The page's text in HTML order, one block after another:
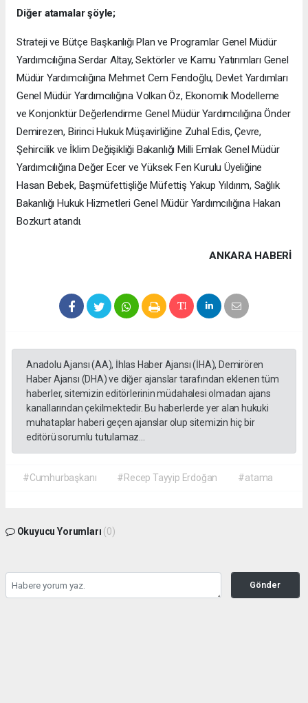
Diğer atamalar şöyle;
Strateji ve Bütçe Başkanlığı Plan ve Programlar Genel Müdür
Yardımcılığına Serdar Altay, Sektörler ve Kamu Yatırımları Genel
Müdür Yardımcılığına Mehmet Cem Fendoğlu, Devlet Yardımları
Genel Müdür Yardımcılığına Volkan Öz, Ekonomik Modelleme
ve Konjonktür Değerlendirme Genel Müdür Yardımcılığına Önder
Demirezen, Birinci Hukuk Müşavirliğine Zuhal Edis, Çevre,
Şehircilik ve İklim Değişikliği Bakanlığı Milli Emlak Genel Müdür
Yardımcılığına Değer Ecer ve Yüksek Fen Kurulu Üyeliğine
Hasan Bebek, Başmüfettişliğe Müfettiş Yakup Yıldırım, Sağlık
Bakanlığı Hukuk Hizmetleri Genel Müdür Yardımcılığına Hakan
Bozkurt atandı.
ANKARA HABERİ
Anadolu Ajansı (AA), İhlas Haber Ajansı (İHA), Demirören
Haber Ajansı (DHA) ve diğer ajanslar tarafından eklenen tüm
haberler, sitemizin editörlerinin müdahalesi olmadan ajans
kanallarından çekilmektedir. Bu haberlerde yer alan hukuki
muhataplar haberi geçen ajanslar olup sitemizin hiç bir
editörü sorumlu tutulamaz...
#Cumhurbaşkanı #Recep Tayyip Erdoğan #atama
Okuyucu Yorumları (0)
Gönder